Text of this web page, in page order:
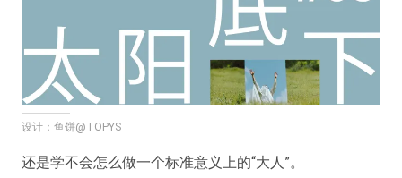
设计：鱼饼@TOPYS
还是学不会怎么做一个标准意义上的“大人”。